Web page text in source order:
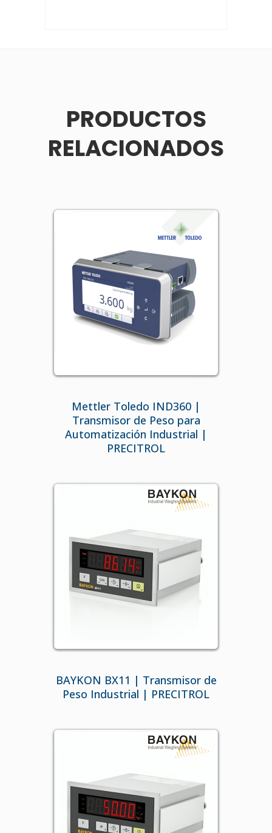
PRODUCTOS
RELACIONADOS
Mettler Toledo IND360 |
Transmisor de Peso para
Automatización Industrial |
PRECITROL
BAYKON BX11 | Transmisor de
Peso Industrial | PRECITROL